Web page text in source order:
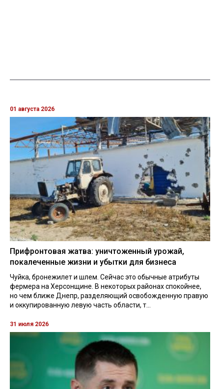
01 августа 2026
Прифронтовая жатва: уничтоженный урожай,
покалеченные жизни и убытки для бизнеса
Чуйка, бронежилет и шлем. Сейчас это обычные атрибуты
фермера на Херсонщине. В некоторых районах спокойнее,
но чем ближе Днепр, разделяющий освобожденную правую
и оккупированную левую часть области, т...
31 июля 2026